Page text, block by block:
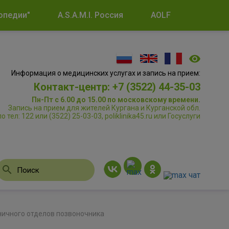
A.S.A.M.I. Россия AOLF
Информация о медицинских услугах и запись на прием:
Контакт-центр: +7 (3522) 44-35-03
Пн-Пт с 6.00 до 15.00 по московскому времени.
Запись на прием для жителей Кургана и Курганской обл.
тел: 122 или (3522) 25-03-03, poliklinika45.ru или Госуслуги
отделов позвоночника